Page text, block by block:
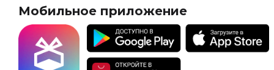
Мобильное приложение